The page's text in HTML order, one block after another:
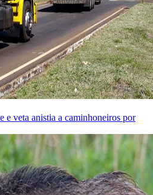
e veta anistia a caminhoneiros por